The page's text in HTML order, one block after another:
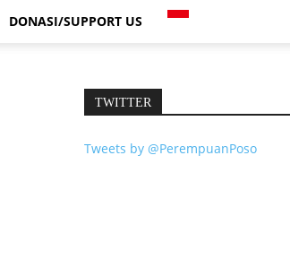
DONASI/SUPPORT US
TWITTER
Tweets by @PerempuanPoso